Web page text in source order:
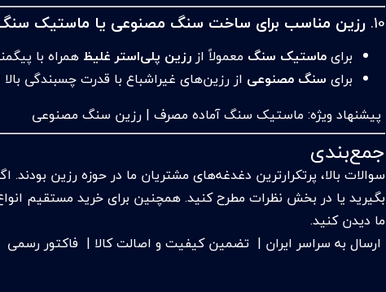
10. رزین مناسب برای ساخت سنگ مصنوعی یا ماستیک
برایماستیک سنگ معمولاً ازرزین پلی‌استر غلیظ همراه با
برای سنگ مصنوعی از رزین‌های غیراشباع با قدرت چسبندگی
پیشنهاد ویژه: ماستیک سنگ آماده مصرف |رزین سنگ مصنوعی
جمع‌بندی
سوالات بالا، پرتکرارترین دغدغه‌های مشتریان ما در حوزه رزین
بگیرید یا در بخش نظرات مطرح کنید. همچنین برای خرید مستقیم انواع
ما دیدن کنید.
ارسال به سراسر ایران | تضمین کیفیت و اصالت کالا | فاکتور رسمی